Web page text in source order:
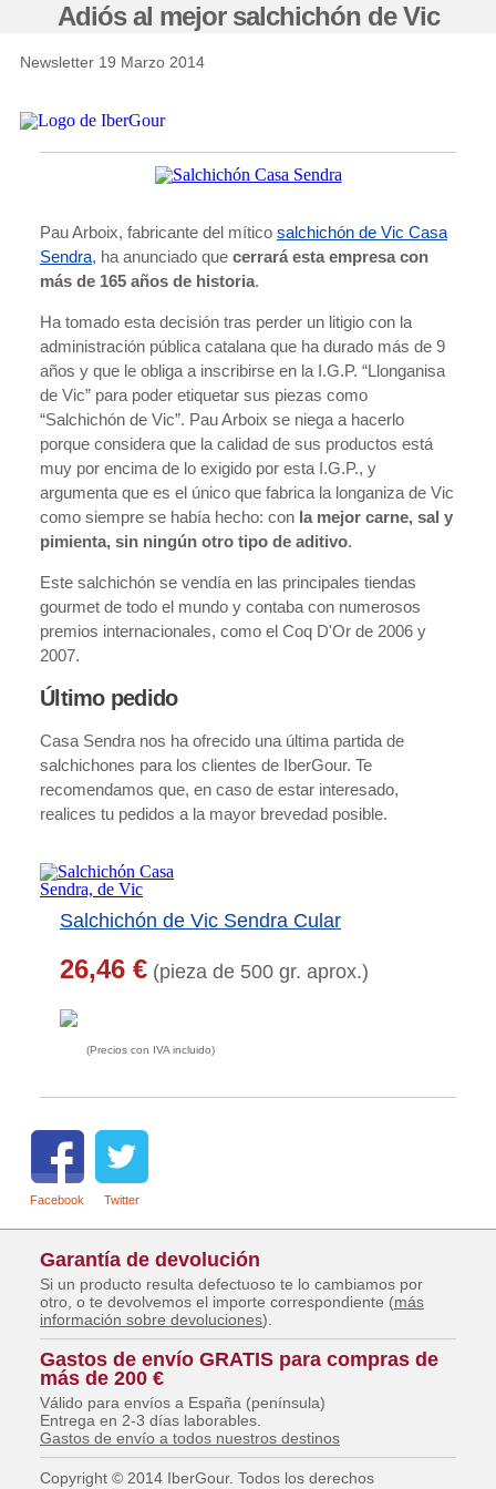
Adiós al mejor salchichón de Vic
Newsletter 19 Marzo 2014
Pau Arboix, fabricante del mítico salchichón de Vic Casa
Sendra, ha anunciado que cerrará esta empresa con
más de 165 años de historia.
Ha tomado esta decisión tras perder un litigio con la
administración pública catalana que ha durado más de 9
años y que le obliga a inscribirse en la I.G.P. “Llonganisa
de Vic” para poder etiquetar sus piezas como
“Salchichón de Vic”. Pau Arboix se niega a hacerlo
porque considera que la calidad de sus productos está
muy por encima de lo exigido por esta I.G.P., y
argumenta que es el único que fabrica la longaniza de Vic
como siempre se había hecho: con la mejor carne, sal y
pimienta, sin ningún otro tipo de aditivo.
Este salchichón se vendía en las principales tiendas
gourmet de todo el mundo y contaba con numerosos
premios internacionales, como el Coq D'Or de 2006 y
2007.
Último pedido
Casa Sendra nos ha ofrecido una última partida de
salchichones para los clientes de IberGour. Te
recomendamos que, en caso de estar interesado,
realices tu pedidos a la mayor brevedad posible.
Salchichón de Vic Sendra Cular
26,46 € (pieza de 500 gr. aprox.)
(Precios con IVA incluido)
Facebook Twitter
Garantía de devolución
Si un producto resulta defectuoso te lo cambiamos por
otro, o te devolvemos el importe correspondiente (más
información sobre devoluciones).
Gastos de envío GRATIS para compras de
más de 200 €
Válido para envíos a España (península)
Entrega en 2-3 días laborables.
Gastos de envío a todos nuestros destinos
Copyright © 2014 IberGour. Todos los derechos